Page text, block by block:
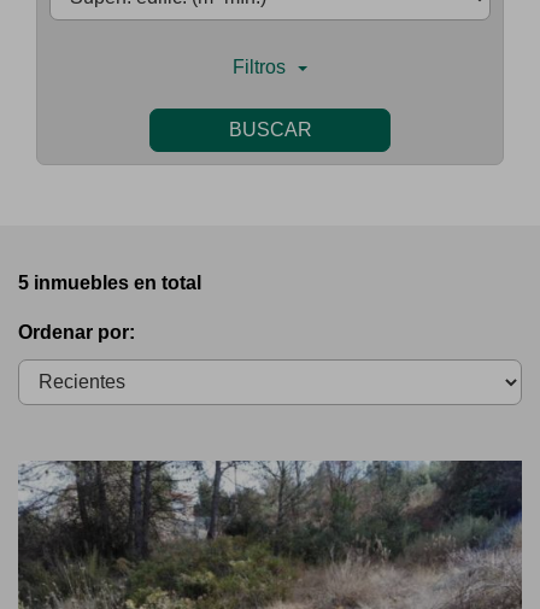
Filtros
BUSCAR
5 inmuebles en total
Ordenar por: